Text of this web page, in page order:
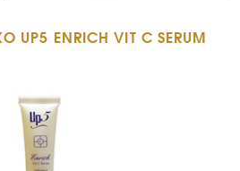
UP5 ENRICH VIT C SERUM